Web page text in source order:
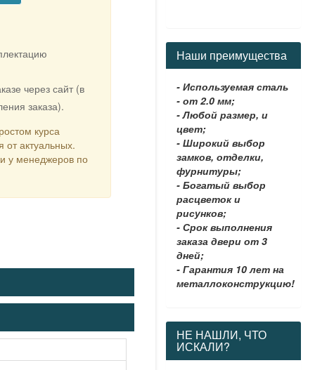
через сайт (в
заказа).
курса
от актуальных.
у менеджеров по
Наши преимущества
- Используемая сталь
- от 2.0 мм;
- Любой размер, и
цвет;
- Широкий выбор
замков, отделки,
фурнитуры;
- Богатый выбор
расцветок и
рисунков;
- Срок выполнения
заказа двери от 3
дней;
- Гарантия 10 лет на
металлоконструкцию!
НЕ НАШЛИ, ЧТО
ИСКАЛИ?